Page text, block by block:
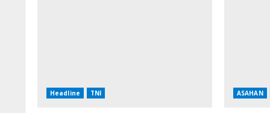
Headline TNI ASAHAN